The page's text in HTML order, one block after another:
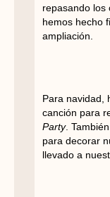
repasando los
hemos hecho
ampliación.
Para navidad,
canción para
Party.
para decorar
llevado a